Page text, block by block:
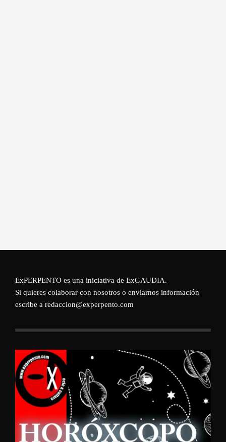
ExPERPENTO es una iniciativa de ExGAUDIA.
Si quieres colaborar con nosotros o enviarnos información
escribe a redaccion@experpento.com